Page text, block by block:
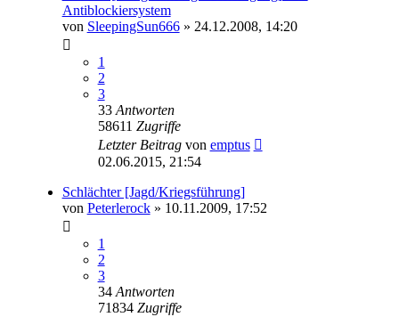
Antiblockiersystem
von SleepingSun666» 24.12.2008, 14:20
1
2
3
33 Antworten
58611 Zugriffe
Letzter Beitrag von emptus
02.06.2015, 21:54
Schlächter [Jagd/Kriegsführung]
von Peterlerock» 10.11.2009, 17:52
1
2
3
34 Antworten
71834 Zugriffe